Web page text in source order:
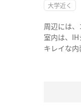
大学近く
周辺には
室内は、
キレイな内